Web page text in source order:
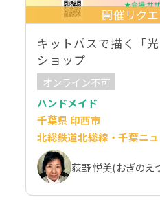
開催リク
キットパスで描く「
ショップ
オンライン不可
ハンドメイド
千葉県 印西市
北総鉄道北総線・千葉ニ
荻野 悦美(おぎのえ